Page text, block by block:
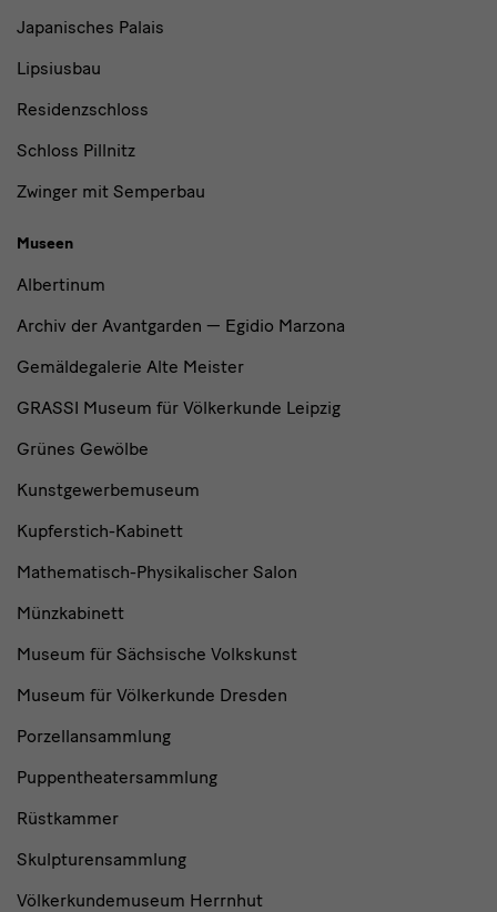
Japanisches Palais
Lipsiusbau
Residenzschloss
Schloss Pillnitz
Zwinger mit Semperbau
Museen
Albertinum
Archiv der Avantgarden — Egidio Marzona
Gemäldegalerie Alte Meister
GRASSI Museum für Völkerkunde Leipzig
Grünes Gewölbe
Kunstgewerbemuseum
Kupferstich-Kabinett
Mathematisch-Physikalischer Salon
Münzkabinett
Museum für Sächsische Volkskunst
Museum für Völkerkunde Dresden
Porzellansammlung
Puppentheatersammlung
Rüstkammer
Skulpturensammlung
Völkerkundemuseum Herrnhut